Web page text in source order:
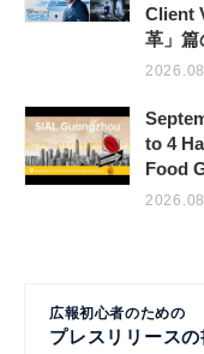
Client
革」篇
to 4
Food
広報初心者のための
プレスリリース